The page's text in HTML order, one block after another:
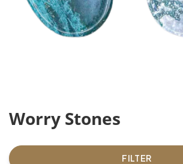
Worry Stones
FILTER